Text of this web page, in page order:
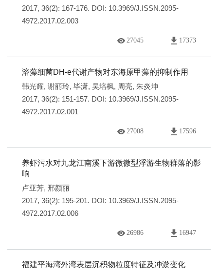
2017, 36(2): 167-176. DOI: 10.3969/J.ISSN.2095-
4972.2017.02.003
27045 17373
溶藻细菌DH-e代谢产物对东海原甲藻的抑制作用
韩光耀, 谢丽玲, 毕潇, 吴培枫, 周亮, 朱炎坤
2017, 36(2): 151-157. DOI: 10.3969/J.ISSN.2095-
4972.2017.02.001
27008 17596
养虾污水对九龙江南溪下游微微型浮游生物群落的影
响
卢亚芳, 邢颜丽
2017, 36(2): 195-201. DOI: 10.3969/J.ISSN.2095-
4972.2017.02.006
26986 16947
福建平海湾外湾表层沉积物粒度特征及冲淤变化